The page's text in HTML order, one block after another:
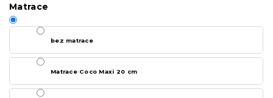
Matrace
bez matrace
Matrace Coco Maxi 20 cm